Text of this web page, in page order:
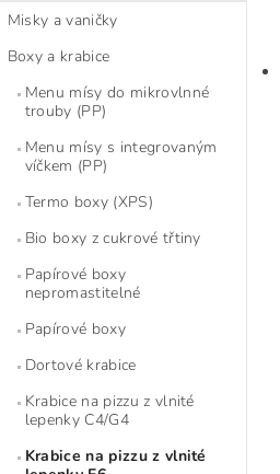
Misky a vaničky
Boxy a krabice
Menu mísy do mikrovlnné
trouby (PP)
Menu mísy s integrovaným
víčkem (PP)
Termo boxy (XPS)
Bio boxy z cukrové třtiny
Papírové boxy
nepromastitelné
Papírové boxy
Dortové krabice
Krabice na pizzu z vlnité
lepenky C4/G4
Krabice na pizzu z vlnité